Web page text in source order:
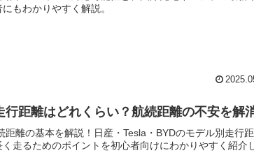
もわかりやすく解説。
行距離はどれくらい？航続距離の不安を解
距離の基本を解説！日産・Tesla・BYDのモデル別走行
く走るためのポイントを初心者向けにわかりやすく紹介